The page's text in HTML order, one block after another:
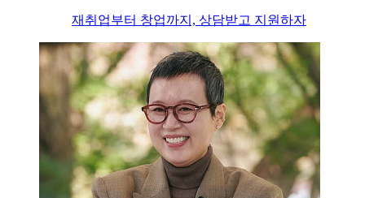
재취업부터 창업까지, 상담받고 지원하자